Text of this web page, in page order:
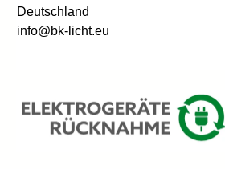
Deutschland
info@bk-licht.eu